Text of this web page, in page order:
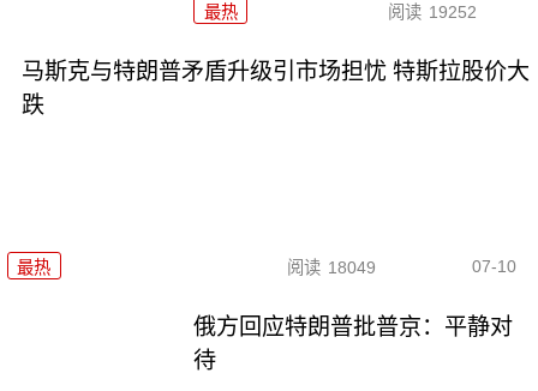
最热 阅读 19252
马斯克与特朗普矛盾升级引市场担忧 特斯拉股价大
跌
最热 阅读 18049 07-10
俄方回应特朗普批普京：平静对
待